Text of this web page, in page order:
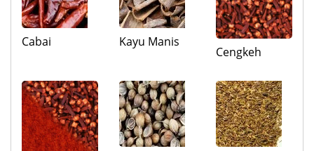
Cabai Kayu Manis
Cengkeh